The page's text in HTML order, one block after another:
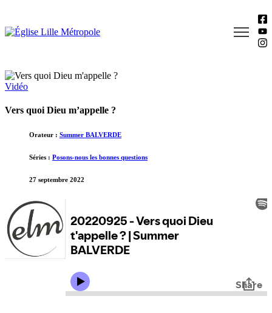
Vidéo
Vers quoi Dieu m’appelle ?
Orateur : Summer BALVERDE
Séries : Posons-nous les bonnes questions
27 septembre 2022